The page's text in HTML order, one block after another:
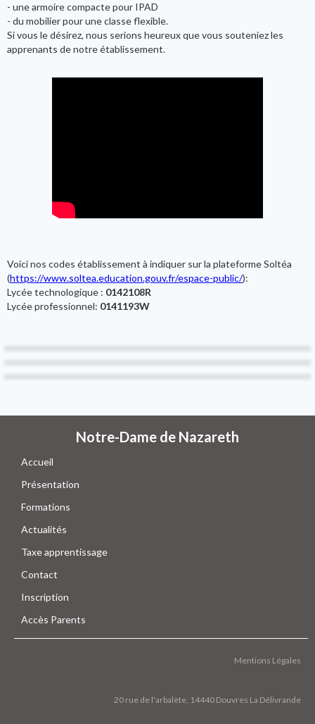
- une armoire compacte pour IPAD
- du mobilier pour une classe flexible.
Si vous le désirez, nous serions heureux que vous souteniez les
apprenants de notre établissement.
Voici nos codes établissement à indiquer sur la plateforme Soltéa
(https://www.soltea.education.gouv.fr/espace-public/):
Lycée technologique : 0142108R
Lycée professionnel: 0141193W
Notre-Dame de Nazareth
Accueil
Présentation
Formations
Actualités
Taxe apprentissage
Contact
Inscription
Accès Parents
Mentions Légales
20 rue de l'arbalète, 14440 Douvres La Délivrande